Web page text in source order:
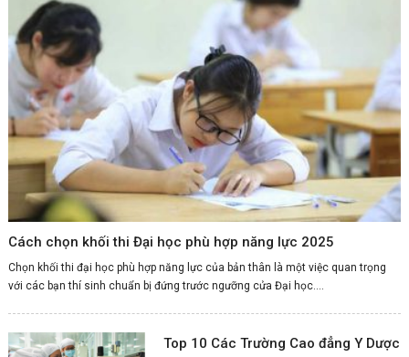
Cách chọn khối thi Đại học phù hợp năng lực 2025
Chọn khối thi đại học phù hợp năng lực của bản thân là một việc quan trọng
với các bạn thí sinh chuẩn bị đứng trước ngưỡng cửa Đại học....
Top 10 Các Trường Cao đẳng Y Dược